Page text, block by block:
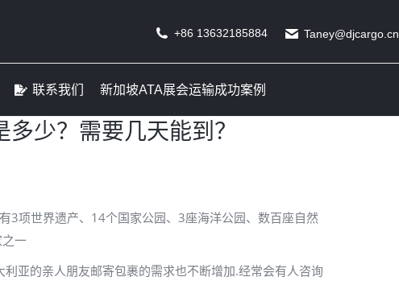
+86 13632185884 Taney@djcargo.cn
联系我们 新加坡ATA展会运输成功案例
少？需要几天能到？
3项世界遗产、14个国家公园、3座海洋公园、数百座自然
一
亚的亲人朋友邮寄包裹的需求也不断增加.经常会有人咨询
新加坡ATA展会运输成功案例